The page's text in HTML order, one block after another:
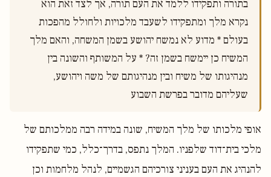
שעליהם מדובר בפרשת השבוע
אופי מלכותו של מלך המשיח, שונה במידה רבה ממלכותם של
מלכי בית־דוד שלפניו. המלך נתפס, בדרך־כלל, כמי שתפקידו
להנהיג את העם בעניני צורכיהם הגשמיים, לנהל מלחמות וכן